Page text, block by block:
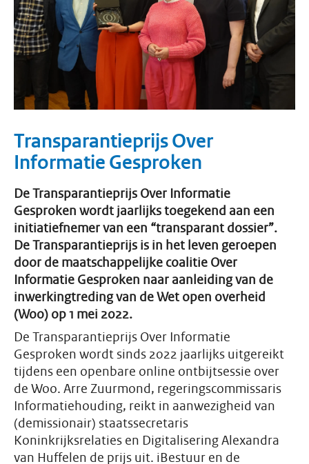
Transparantieprijs Over
Informatie Gesproken
De Transparantieprijs Over Informatie
Gesproken wordt jaarlijks toegekend aan een
initiatiefnemer van een “transparant dossier”.
De Transparantieprijs is in het leven geroepen
door de maatschappelijke coalitie Over
Informatie Gesproken naar aanleiding van de
inwerkingtreding van de Wet open overheid
(Woo) op 1 mei 2022.
De Transparantieprijs Over Informatie
Gesproken wordt sinds 2022 jaarlijks uitgereikt
tijdens een openbare online ontbijtsessie over
de Woo. Arre Zuurmond, regeringscommissaris
Informatiehouding, reikt in aanwezigheid van
(demissionair) staatssecretaris
Koninkrijksrelaties en Digitalisering Alexandra
van Huffelen de prijs uit. iBestuur en de